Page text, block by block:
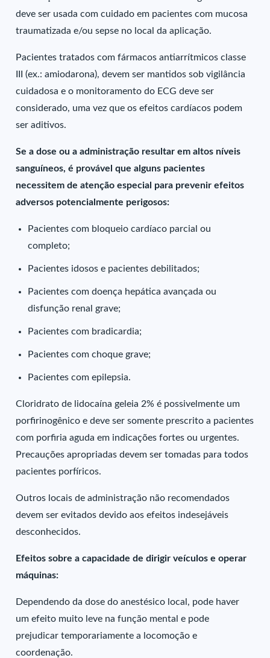
deve ser usada com cuidado em pacientes com mucosa
traumatizada e/ou sepse no local da aplicação.
Pacientes tratados com fármacos antiarrítmicos classe
III (ex.: amiodarona), devem ser mantidos sob vigilância
cuidadosa e o monitoramento do ECG deve ser
considerado, uma vez que os efeitos cardíacos podem
ser aditivos.
Se a dose ou a administração resultar em altos níveis
sanguíneos, é provável que alguns pacientes
necessitem de atenção especial para prevenir efeitos
adversos potencialmente perigosos:
Pacientes com bloqueio cardíaco parcial ou
completo;
Pacientes idosos e pacientes debilitados;
Pacientes com doença hepática avançada ou
disfunção renal grave;
Pacientes com bradicardia;
Pacientes com choque grave;
Pacientes com epilepsia.
Cloridrato de lidocaína geleia 2% é possivelmente um
porfirinogênico e deve ser somente prescrito a pacientes
com porfiria aguda em indicações fortes ou urgentes.
Precauções apropriadas devem ser tomadas para todos
pacientes porfíricos.
Outros locais de administração não recomendados
devem ser evitados devido aos efeitos indesejáveis
desconhecidos.
Efeitos sobre a capacidade de dirigir veículos e operar
máquinas:
Dependendo da dose do anestésico local, pode haver
um efeito muito leve na função mental e pode
prejudicar temporariamente a locomoção e
coordenação.